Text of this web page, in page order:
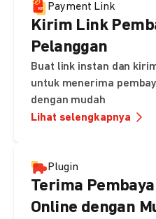
Payment Link
Kirim Link
Pelanggan
Buat link instan dan
untuk menerima
dengan mudah
Lihat selengkapnya
Plugin
Terima
Online dengan